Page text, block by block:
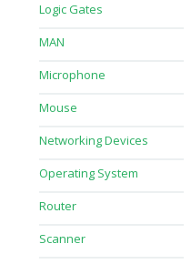
Logic Gates
MAN
Microphone
Mouse
Networking Devices
Operating System
Router
Scanner